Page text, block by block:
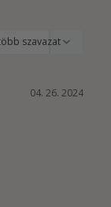
04. 26. 2024